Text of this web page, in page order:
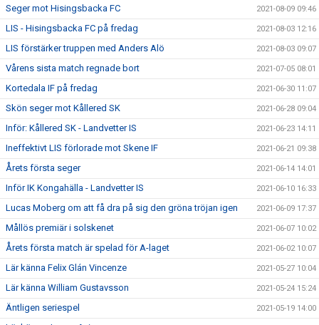
Seger mot Hisingsbacka FC 2021-08-09 09:46
LIS - Hisingsbacka FC på fredag 2021-08-03 12:16
LIS förstärker truppen med Anders Alö 2021-08-03 09:07
Vårens sista match regnade bort 2021-07-05 08:01
Kortedala IF på fredag 2021-06-30 11:07
Skön seger mot Kållered SK 2021-06-28 09:04
Inför: Kållered SK - Landvetter IS 2021-06-23 14:11
Ineffektivt LIS förlorade mot Skene IF 2021-06-21 09:38
Årets första seger 2021-06-14 14:01
Inför IK Kongahälla - Landvetter IS 2021-06-10 16:33
Lucas Moberg om att få dra på sig den gröna tröjan igen 2021-06-09 17:37
Mållös premiär i solskenet 2021-06-07 10:02
Årets första match är spelad för A-laget 2021-06-02 10:07
Lär känna Felix Glán Vincenze 2021-05-27 10:04
Lär känna William Gustavsson 2021-05-24 15:24
Äntligen seriespel 2021-05-19 14:00